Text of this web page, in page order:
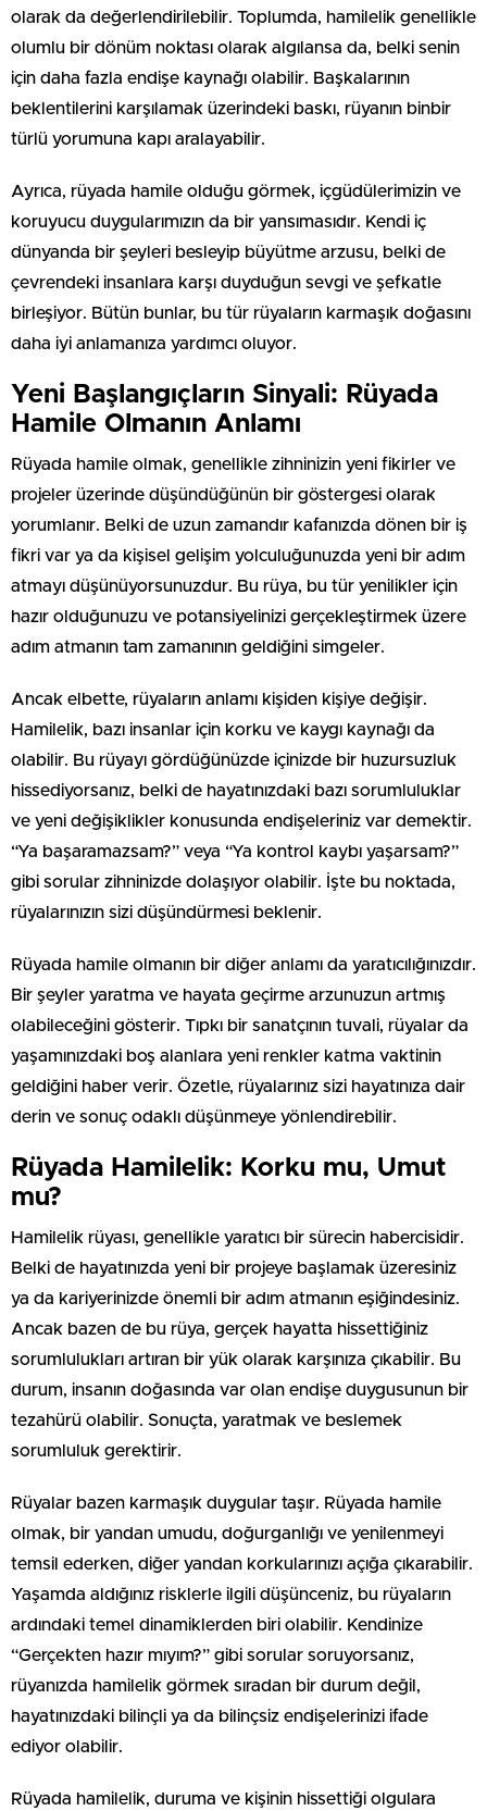
olarak da değerlendirilebilir. Toplumda, hamilelik genellikle
olumlu bir dönüm noktası olarak algılansa da, belki senin
için daha fazla endişe kaynağı olabilir. Başkalarının
beklentilerini karşılamak üzerindeki baskı, rüyanın binbir
türlü yorumuna kapı aralayabilir.
Ayrıca, rüyada hamile olduğu görmek, içgüdülerimizin ve
koruyucu duygularımızın da bir yansımasıdır. Kendi iç
dünyanda bir şeyleri besleyip büyütme arzusu, belki de
çevrendeki insanlara karşı duyduğun sevgi ve şefkatle
birleşiyor. Bütün bunlar, bu tür rüyaların karmaşık doğasını
daha iyi anlamanıza yardımcı oluyor.
Yeni Başlangıçların Sinyali: Rüyada
Hamile Olmanın Anlamı
Rüyada hamile olmak, genellikle zihninizin yeni fikirler ve
projeler üzerinde düşündüğünün bir göstergesi olarak
yorumlanır. Belki de uzun zamandır kafanızda dönen bir iş
fikri var ya da kişisel gelişim yolculuğunuzda yeni bir adım
atmayı düşünüyorsunuzdur. Bu rüya, bu tür yenilikler için
hazır olduğunuzu ve potansiyelinizi gerçekleştirmek üzere
adım atmanın tam zamanının geldiğini simgeler.
Ancak elbette, rüyaların anlamı kişiden kişiye değişir.
Hamilelik, bazı insanlar için korku ve kaygı kaynağı da
olabilir. Bu rüyayı gördüğünüzde içinizde bir huzursuzluk
hissediyorsanız, belki de hayatınızdaki bazı sorumluluklar
ve yeni değişiklikler konusunda endişeleriniz var demektir.
“Ya başaramazsam?” veya “Ya kontrol kaybı yaşarsam?”
gibi sorular zihninizde dolaşıyor olabilir. İşte bu noktada,
rüyalarınızın sizi düşündürmesi beklenir.
Rüyada hamile olmanın bir diğer anlamı da yaratıcılığınızdır.
Bir şeyler yaratma ve hayata geçirme arzunuzun artmış
olabileceğini gösterir. Tıpkı bir sanatçının tuvali, rüyalar da
yaşamınızdaki boş alanlara yeni renkler katma vaktinin
geldiğini haber verir. Özetle, rüyalarınız sizi hayatınıza dair
derin ve sonuç odaklı düşünmeye yönlendirebilir.
Rüyada Hamilelik: Korku mu, Umut
mu?
Hamilelik rüyası, genellikle yaratıcı bir sürecin habercisidir.
Belki de hayatınızda yeni bir projeye başlamak üzeresiniz
ya da kariyerinizde önemli bir adım atmanın eşiğindesiniz.
Ancak bazen de bu rüya, gerçek hayatta hissettiğiniz
sorumlulukları artıran bir yük olarak karşınıza çıkabilir. Bu
durum, insanın doğasında var olan endişe duygusunun bir
tezahürü olabilir. Sonuçta, yaratmak ve beslemek
sorumluluk gerektirir.
Rüyalar bazen karmaşık duygular taşır. Rüyada hamile
olmak, bir yandan umudu, doğurganlığı ve yenilenmeyi
temsil ederken, diğer yandan korkularınızı açığa çıkarabilir.
Yaşamda aldığınız risklerle ilgili düşünceniz, bu rüyaların
ardındaki temel dinamiklerden biri olabilir. Kendinize
“Gerçekten hazır mıyım?” gibi sorular soruyorsanız,
rüyanızda hamilelik görmek sıradan bir durum değil,
hayatınızdaki bilinçli ya da bilinçsiz endişelerinizi ifade
ediyor olabilir.
Rüyada hamilelik, duruma ve kişinin hissettiği olgulara